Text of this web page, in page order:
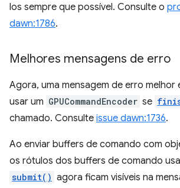
los sempre que possível. Consulte o
dawn:1786.
Melhores mensagens de erro
Agora, uma mensagem de erro melhor
usar um GPUCommandEncoder se
chamado. Consulte issue dawn:1736.
Ao enviar buffers de comando com
os rótulos dos buffers de comando
submit() agora ficam visíveis na